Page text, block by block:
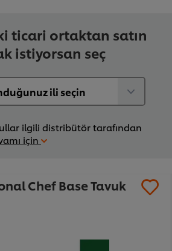
ticari ortaktan satın
istiyorsan seç
ilgili distribütör tarafından
için
Chef Base Tavuk